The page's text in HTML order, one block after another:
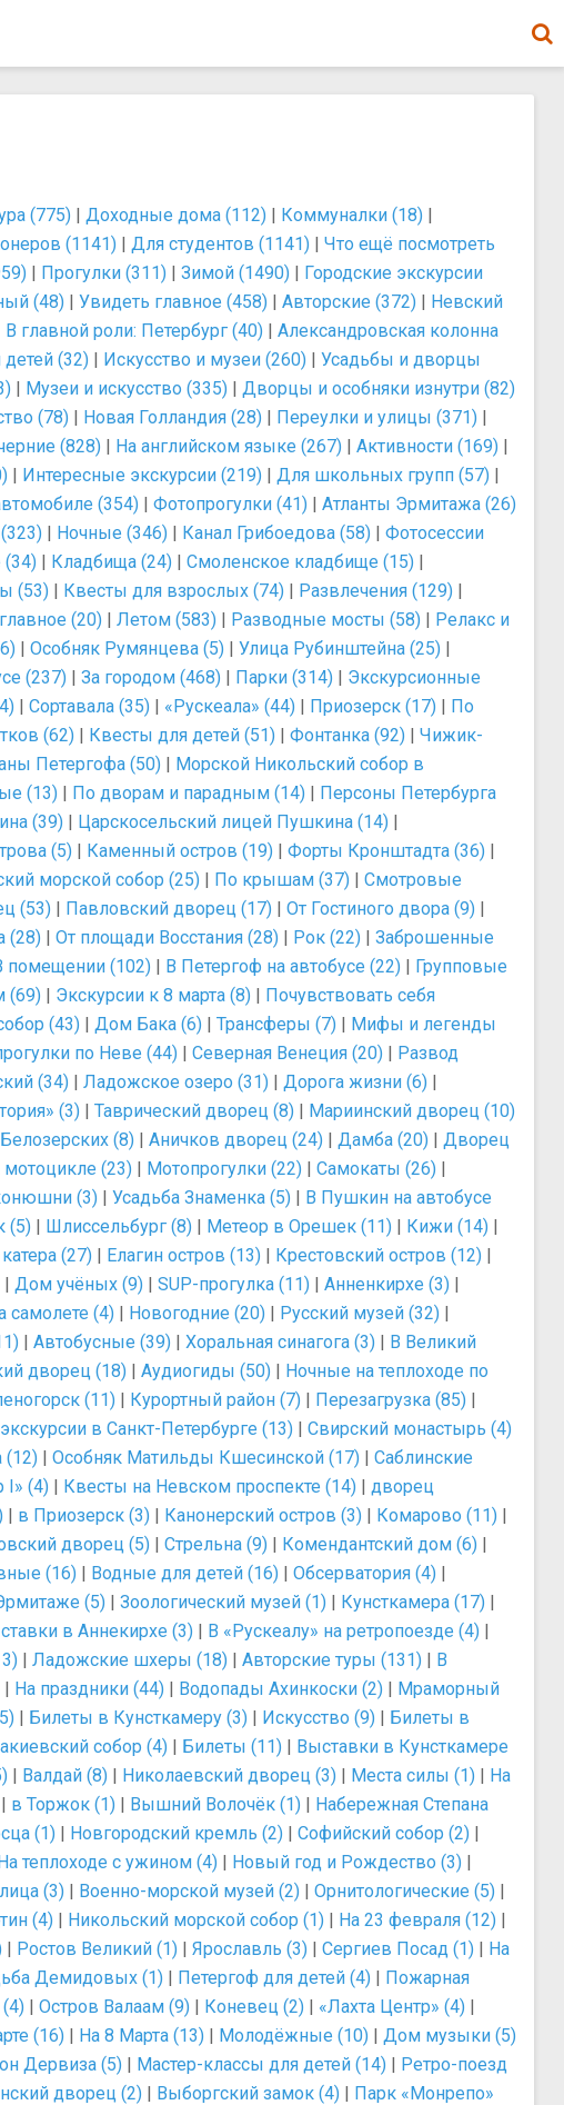
(775) | Доходные дома (112) | Коммуналки (18) |
(1141) | Для студентов (1141) | Что ещё посмотреть
| Прогулки (311) | Зимой (1490) | Городские экскурсии
(48) | Увидеть главное (458) | Авторские (372) | Невский
В главной роли: Петербург (40) | Александровская колонна
(32) | Искусство и музеи (260) | Усадьбы и дворцы
| Музеи и искусство (335) | Дворцы и особняки изнутри (82)
(78) | Новая Голландия (28) | Переулки и улицы (371) |
(828) | На английском языке (267) | Активности (169) |
| Интересные экскурсии (219) | Для школьных групп (57) |
(354) | Фотопрогулки (41) | Атланты Эрмитажа (26)
| Ночные (346) | Канал Грибоедова (58) | Фотосессии
(34) | Кладбища (24) | Смоленское кладбище (15) |
(53) | Квесты для взрослых (74) | Развлечения (129) |
(20) | Летом (583) | Разводные мосты (58) | Релакс и
| Особняк Румянцева (5) | Улица Рубинштейна (25) |
(237) | За городом (468) | Парки (314) | Экскурсионные
| Сортавала (35) | «Рускеала» (44) | Приозерск (17) | По
(62) | Квесты для детей (51) | Фонтанка (92) | Чижик-
Петергофа (50) | Морской Никольский собор в
(13) | По дворам и парадным (14) | Персоны Петербурга
(39) | Царскосельский лицей Пушкина (14) |
(5) | Каменный остров (19) | Форты Кронштадта (36) |
морской собор (25) | По крышам (37) | Смотровые
(53) | Павловский дворец (17) | От Гостиного двора (9) |
(28) | От площади Восстания (28) | Рок (22) | Заброшенные
помещении (102) | В Петергоф на автобусе (22) | Групповые
(69) | Экскурсии к 8 марта (8) | Почувствовать себя
(43) | Дом Бака (6) | Трансферы (7) | Мифы и легенды
по Неве (44) | Северная Венеция (20) | Развод
(34) | Ладожское озеро (31) | Дорога жизни (6) |
(3) | Таврический дворец (8) | Мариинский дворец (10)
(8) | Аничков дворец (24) | Дамба (20) | Дворец
мотоцикле (23) | Мотопрогулки (22) | Самокаты (26) |
(3) | Усадьба Знаменка (5) | В Пушкин на автобусе
(5) | Шлиссельбург (8) | Метеор в Орешек (11) | Кижи (14) |
(27) | Елагин остров (13) | Крестовский остров (12) |
| Дом учёных (9) | SUP-прогулка (11) | Анненкирхе (3) |
самолете (4) | Новогодние (20) | Русский музей (32) |
| Автобусные (39) | Хоральная синагога (3) | В Великий
дворец (18) | Аудиогиды (50) | Ночные на теплоходе по
(11) | Курортный район (7) | Перезагрузка (85) |
в Санкт-Петербурге (13) | Свирский монастырь (4)
(12) | Особняк Матильды Кшесинской (17) | Саблинские
I» (4) | Квесты на Невском проспекте (14) | дворец
| в Приозерск (3) | Канонерский остров (3) | Комарово (11) |
дворец (5) | Стрельна (9) | Комендантский дом (6) |
(16) | Водные для детей (16) | Обсерватория (4) |
(5) | Зоологический музей (1) | Кунсткамера (17) |
в Аннекирхе (3) | В «Рускеалу» на ретропоезде (4) |
| Ладожские шхеры (18) | Авторские туры (131) | В
| На праздники (44) | Водопады Ахинкоски (2) | Мраморный
| Билеты в Кунсткамеру (3) | Искусство (9) | Билеты в
собор (4) | Билеты (11) | Выставки в Кунсткамере
| Валдай (8) | Николаевский дворец (3) | Места силы (1) | На
| в Торжок (1) | Вышний Волочёк (1) | Набережная Степана
(1) | Новгородский кремль (2) | Софийский собор (2) |
теплоходе с ужином (4) | Новый год и Рождество (3) |
(3) | Военно-морской музей (2) | Орнитологические (5) |
(4) | Никольский морской собор (1) | На 23 февраля (12) |
| Ростов Великий (1) | Ярославль (3) | Сергиев Посад (1) | На
Демидовых (1) | Петергоф для детей (4) | Пожарная
| Остров Валаам (9) | Коневец (2) | «Лахта Центр» (4) |
(16) | На 8 Марта (13) | Молодёжные (10) | Дом музыки (5)
Дервиза (5) | Мастер-классы для детей (14) | Ретро-поезд
дворец (2) | Выборгский замок (4) | Парк «Монрепо»